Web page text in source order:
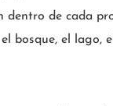
dentro de cada
bosque, el lago,